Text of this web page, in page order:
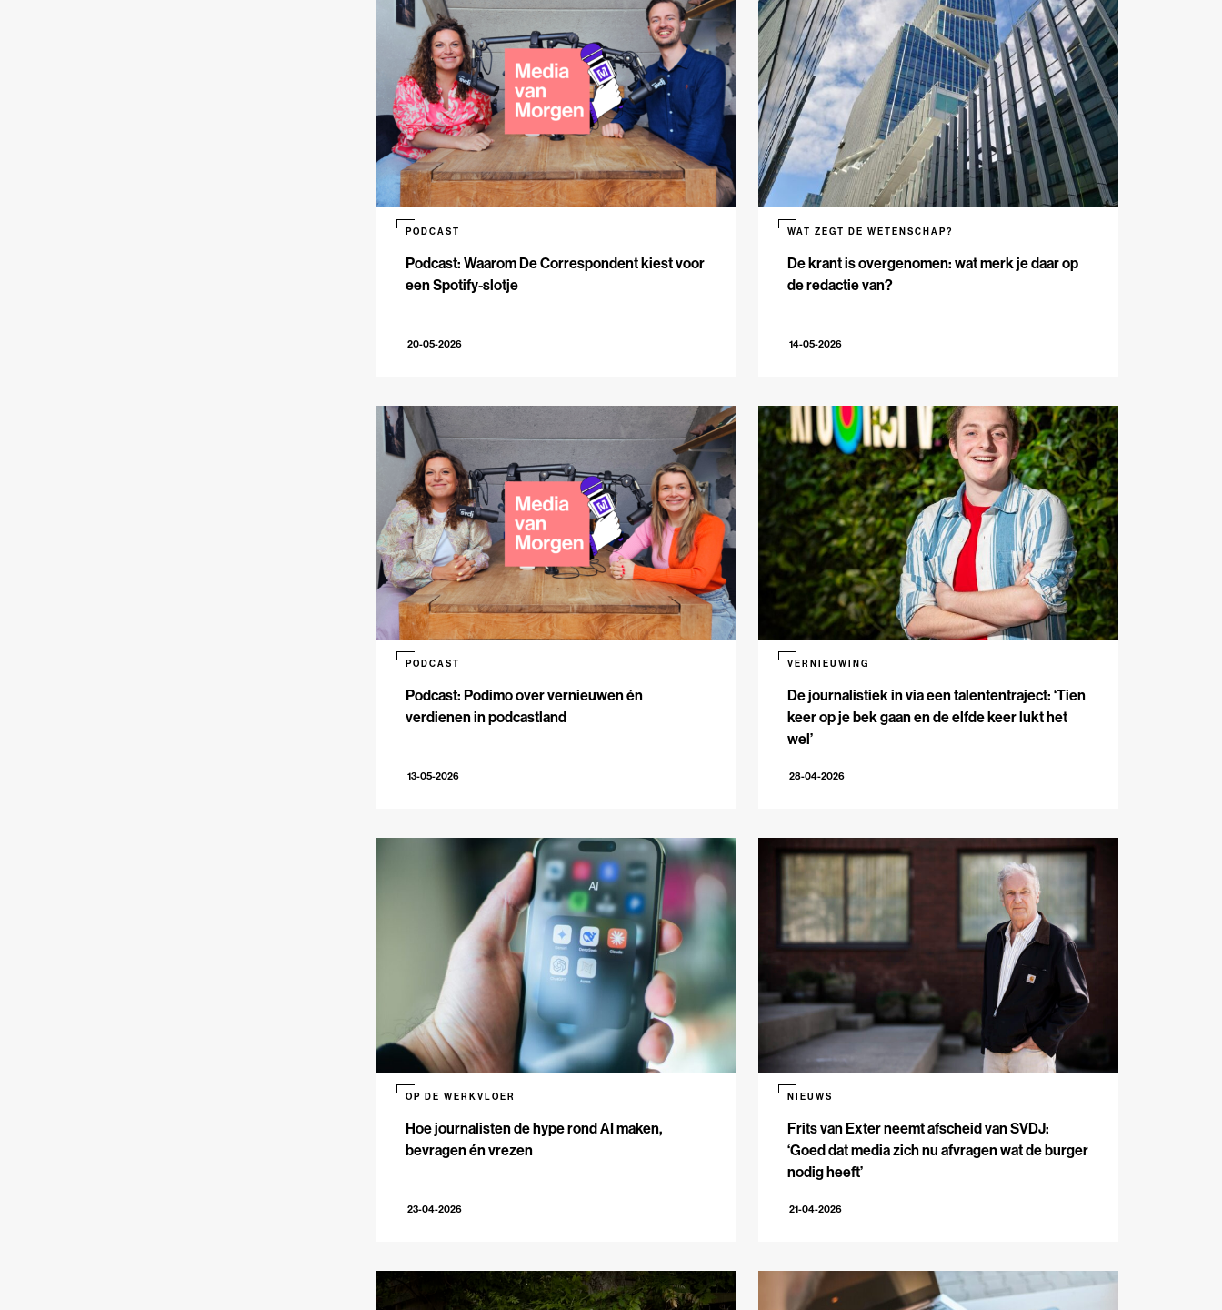
Podcast: Waarom De Correspondent kiest voor
een Spotify-slotje
PODCAST
20-05-2026
De krant is overgenomen: wat merk je daar op
de redactie van?
WAT ZEGT DE WETENSCHAP?
14-05-2026
Podcast: Podimo over vernieuwen én
verdienen in podcastland
PODCAST
13-05-2026
De journalistiek in via een talententraject: ‘Tien
keer op je bek gaan en de elfde keer lukt het
wel’
VERNIEUWING
28-04-2026
Hoe journalisten de hype rond AI maken,
bevragen én vrezen
OP DE WERKVLOER
23-04-2026
Frits van Exter neemt afscheid van SVDJ:
‘Goed dat media zich nu afvragen wat de burger
nodig heeft’
NIEUWS
21-04-2026